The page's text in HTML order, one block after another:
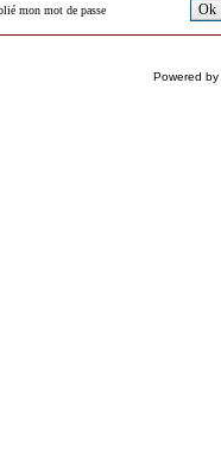
mon mot de passe Ok
Powered by